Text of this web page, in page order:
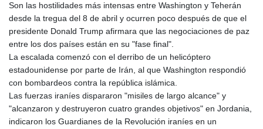
GMD 84.878181
GNF
10128.411837
GTQ 8.795715
GYD 241.227629
HKD 9.058306
HNL 30.907112
HRK 7.534038
HTG 150.767698
HUF 362.223087
Son las hostilidades más intensas entre Washington y Teherán
desde la tregua del 8 de abril y ocurren poco después de que el
presidente Donald Trump afirmara que las negociaciones de paz
entre los dos países están en su "fase final".
La escalada comenzó con el derribo de un helicóptero
estadounidense por parte de Irán, al que Washington respondió
con bombardeos contra la república islámica.
Las fuerzas iraníes dispararon "misiles de largo alcance" y
"alcanzaron y destruyeron cuatro grandes objetivos" en Jordania,
indicaron los Guardianes de la Revolución iraníes en un